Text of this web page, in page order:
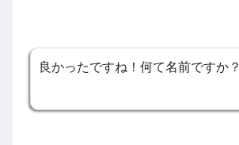
良かったですね！何て名前ですか？